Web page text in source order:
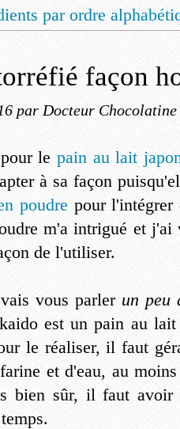
par ordre
façon
par Docteur Chocolatine
le pain au lait
à sa façon
poudre pour l'intégrer
m'a intrigué et j'ai
de l'utiliser.
vous parler un peu
est un pain au
le réaliser, il faut
et d'eau, au
bien sûr, il faut